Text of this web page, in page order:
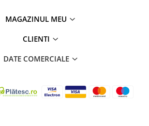
MAGAZINUL MEU
CLIENTI
DATE COMERCIALE